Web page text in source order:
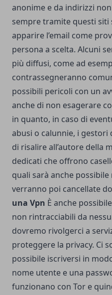
anonime e da indirizzi
sempre tramite questi siti
apparire l’email come
persona a scelta. Alcuni
più diffusi, come ad
contrassegneranno
possibili pericoli con un
anche di non esagerare
in quanto, in caso di
abusi o calunnie, i gestori
di risalire all’autore della
dedicati che offrono
quali sarà anche
verranno poi cancellate
una Vpn È anche
non rintracciabili da
dovremo rivolgerci a
proteggere la privacy. Ci
possibile iscriversi in
nome utente e una
funzionano con Tor e